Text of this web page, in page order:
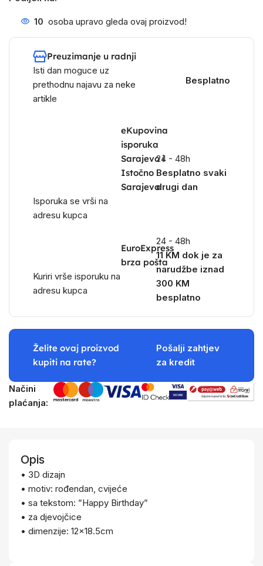
10 osoba upravo gleda ovaj proizvod!
Preuzimanje u radnji
Isti dan moguce uz
prethodnu najavu za neke
artikle
Besplatno
eKupovina
isporuka
Sarajevo i
Istočno
Sarajevo
Isporuka se vrši na
adresu kupca
24 - 48h
Besplatno svaki
drugi dan
EuroExpress
brza pošta
Kuriri vrše isporuku na
adresu kupca
24 - 48h
11 KM dok je za
narudžbe iznad
300 KM
besplatno
Želite ovaj proizvod
kupiti na rate?
Pošalji zahtjev
za kredit
Načini
plaćanja:
Opis
• 3D dizajn
• motiv: rođendan, cvijeće
• sa tekstom: ”Happy Birthday”
• za djevojčice
• dimenzije: 12×18.5cm